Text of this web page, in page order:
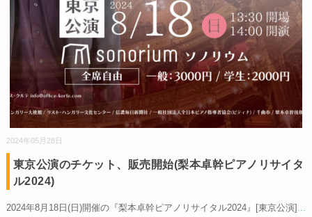
2024年05月28日
東京公演のチケット、販売開始(梨本卓幹ピアノリサイタ
ル2024)
2024年8月18日(日)開催の『梨本卓幹ピアノリサイタル2024』[東京公演] ...